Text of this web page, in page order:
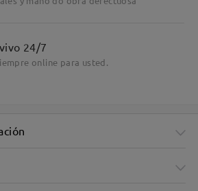
24/7
online para usted.